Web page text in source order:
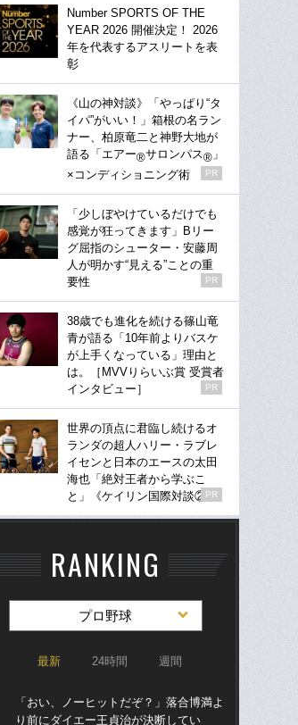
Number SPORTS OF THE
YEAR 2026 開催決定！ 2026
年を代表するアスリートを表
彰
《山の神対談》「やっぱり“タ
イパ”がいい！」箱根の名ラン
ナー、柏原竜二と神野大地が
語る「エアー®サロンパス® 」
×コンディショニング術
PR
「少しぼやけているだけでも
感覚が狂ってきます」Bリー
グ屈指のシューター・安藤周
人が明かす“見える”ことの重
要性
PR
38歳でも進化を続ける篠山竜
青が語る「10年前よりバスケ
が上手くなっている」理由と
は。［MVVりらいぶ賞 受賞者
インタビュー］
PR
世界の頂点に君臨し続けるオ
ランダの超人ハリー・ラブレ
イセンと日本のエースの太田
海也「絶対王者から学ぶこ
と」《ケイリン国際対談②》
PR
RANKING
プロ野球
最新 24時間 週間
「おい、ノーヒットだぞ？」落合博満よ
り前にダイエー王貞治が決断してい